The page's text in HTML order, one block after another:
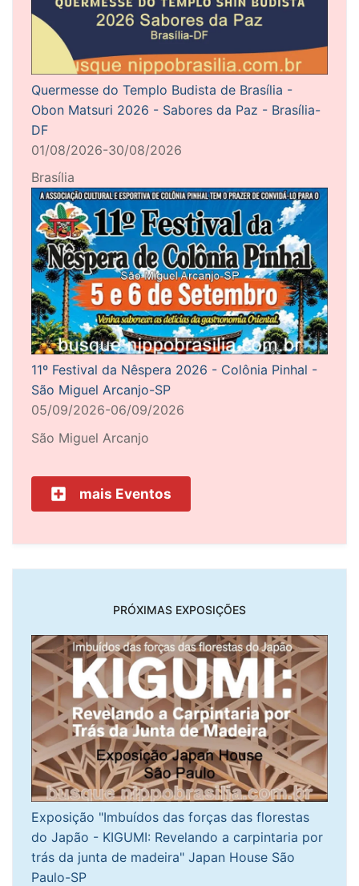
Quermesse do Templo Budista de Brasília -
Obon Matsuri 2026 - Sabores da Paz - Brasília-
DF
01/08/2026-30/08/2026
Brasília
11º Festival da Nêspera 2026 - Colônia Pinhal -
São Miguel Arcanjo-SP
05/09/2026-06/09/2026
São Miguel Arcanjo
mais Eventos
PRÓXIMAS EXPOSIÇÕES
Exposição "Imbuídos das forças das florestas
do Japão - KIGUMI: Revelando a carpintaria por
trás da junta de madeira" Japan House São
Paulo-SP